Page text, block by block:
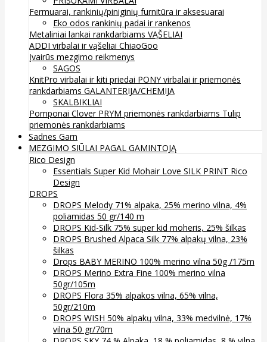
Fermuarai, rankinių/piniginių furnitūra ir aksesuarai
Eko odos rankinių padai ir rankenos
Metaliniai lankai rankdarbiams VĄŠELIAI
ADDI virbalai ir vąšeliai ChiaoGoo
Įvairūs mezgimo reikmenys
SAGOS
KnitPro virbalai ir kiti priedai PONY virbalai ir priemonės
rankdarbiams GALANTERIJA/CHEMIJA
SKALBIKLIAI
Pomponai Clover PRYM priemonės rankdarbiams Tulip
priemonės rankdarbiams
Sadnes Garn
MEZGIMO SIŪLAI PAGAL GAMINTOJĄ
Rico Design
Essentials Super Kid Mohair Love SILK PRINT Rico
Design
DROPS
DROPS Melody 71% alpaka, 25% merino vilna, 4%
poliamidas 50 gr/140 m
DROPS Kid-Silk 75% super kid moheris, 25% šilkas
DROPS Brushed Alpaca Silk 77% alpakų vilna, 23%
šilkas
Drops BABY MERINO 100% merino vilna 50g /175m
DROPS Merino Extra Fine 100% merino vilna
50gr/105m
DROPS Flora 35% alpakos vilna, 65% vilna,
50gr/210m
DROPS WISH 50% alpakų vilna, 33% medvilnė, 17%
vilna 50 gr/70m